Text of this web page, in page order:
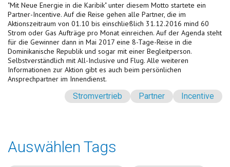
"Mit Neue Energie in die Karibik" unter diesem Motto startete ein
Partner-Incentive. Auf die Reise gehen alle Partner, die im
Aktionszeitraum von 01.10 bis einschließlich 31.12.2016 mind 60
Strom oder Gas Aufträge pro Monat einreichen. Auf der Agenda steht
für die Gewinner dann in Mai 2017 eine 8-Tage-Reise in die
Dominikanische Republik und sogar mit einer Begleitperson.
Selbstverständlich mit All-Inclusive und Flug. Alle weiteren
Informationen zur Aktion gibt es auch beim persönlichen
Ansprechpartner im Innendienst.
Incentive
Partner
Stromvertrieb
Auswählen Tags